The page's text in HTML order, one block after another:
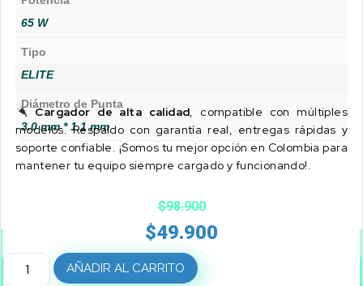
65 W
Tipo
ELITE
Diámetro de Punta
3.0 mm * 1.1 mm
Cargador de alta calidad , compatible con múltiples
modelos. Respaldo con garantía real, entregas rápidas y
soporte confiable. ¡Somos tu mejor opción en Colombia para
mantener tu equipo siempre cargado y funcionando!.
$98.900
$49.900
AÑADIR AL CARRITO